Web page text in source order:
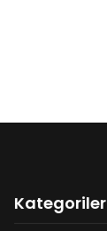
Kategoriler